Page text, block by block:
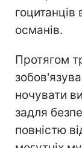
гоцитанців
османів.
Протягом
ночувати
задля
повністю